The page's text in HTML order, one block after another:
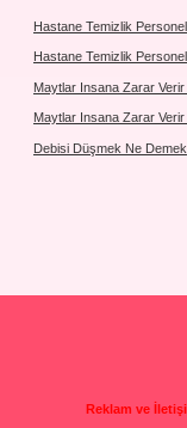
Hastane Temizlik
Hastane Temizlik
Maytlar Insana Zarar Verir
Maytlar Insana Zarar Verir
Debisi Düşmek Ne Demek
Reklam ve